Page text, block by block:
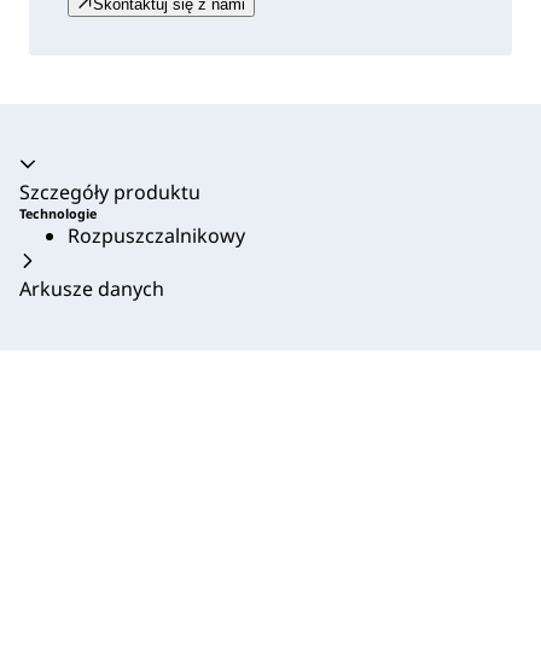
Skontaktuj się z nami
Akordeon zwinięty
Szczegóły produktu
Technologie
Rozpuszczalnikowy
Arkusze danych